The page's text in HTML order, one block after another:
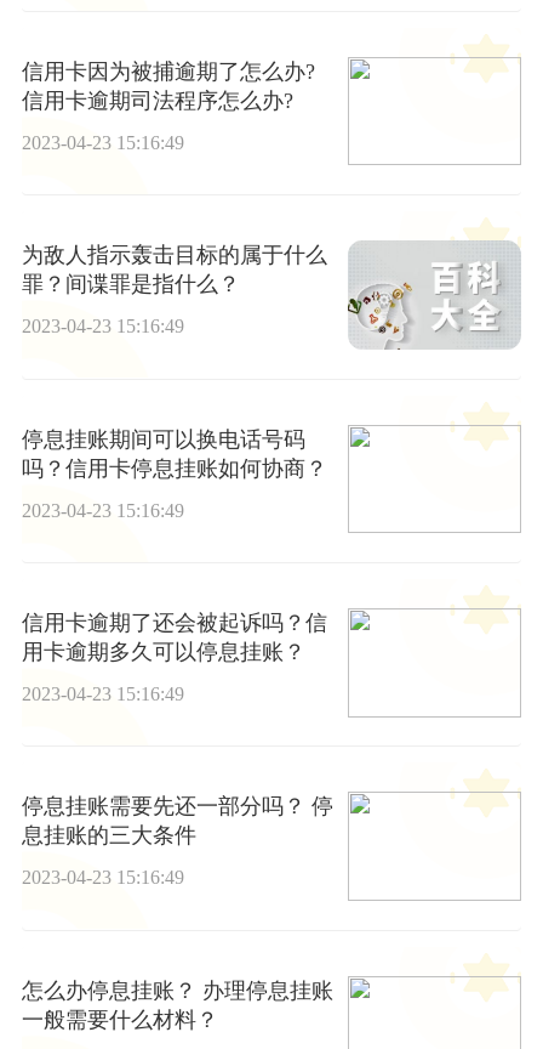
信用卡因为被捕逾期了怎么办?
信用卡逾期司法程序怎么办?
2023-04-23 15:16:49
为敌人指示轰击目标的属于什么
罪？间谍罪是指什么？
2023-04-23 15:16:49
停息挂账期间可以换电话号码
吗？信用卡停息挂账如何协商？
2023-04-23 15:16:49
信用卡逾期了还会被起诉吗？信
用卡逾期多久可以停息挂账？
2023-04-23 15:16:49
停息挂账需要先还一部分吗？ 停
息挂账的三大条件
2023-04-23 15:16:49
怎么办停息挂账？ 办理停息挂账
一般需要什么材料？